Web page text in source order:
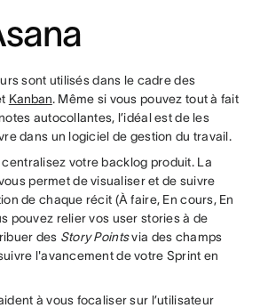
sont utilisés dans le cadre des
Kanban. Même si vous pouvez tout à fait
autocollantes, l’idéal est de les
dans un logiciel de gestion du travail.
votre backlog produit. La
permet de visualiser et de suivre
de chaque récit (À faire, En cours, En
pouvez relier vos user stories à de
des Story Pointsvia des champs
l'avancement de votre Sprint en
à vous focaliser sur l’utilisateur